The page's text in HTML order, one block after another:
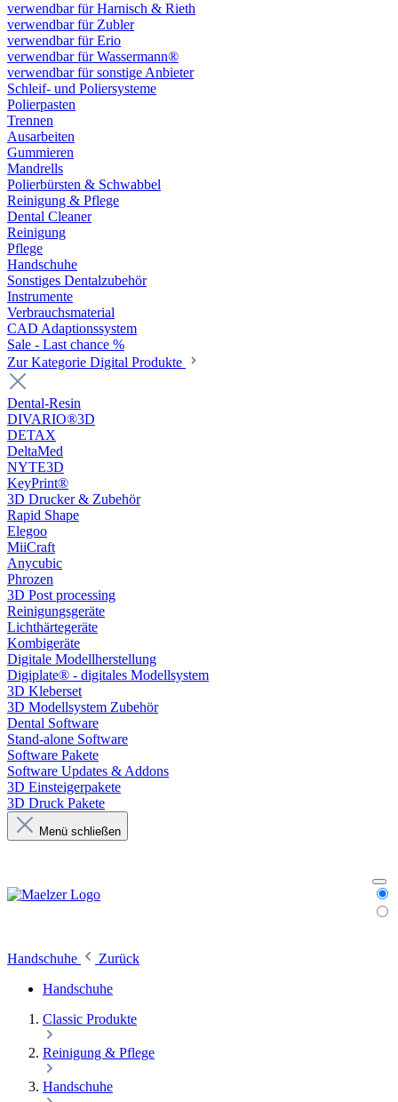
verwendbar für Harnisch & Rieth
verwendbar für Zubler
verwendbar für Erio
verwendbar für Wassermann®
verwendbar für sonstige Anbieter
Schleif- und Poliersysteme
Polierpasten
Trennen
Ausarbeiten
Gummieren
Mandrells
Polierbürsten & Schwabbel
Reinigung & Pflege
Dental Cleaner
Reinigung
Pflege
Handschuhe
Sonstiges Dentalzubehör
Instrumente
Verbrauchsmaterial
CAD Adaptionssystem
Sale - Last chance %
Zur Kategorie Digital Produkte
Dental-Resin
DIVARIO®3D
DETAX
DeltaMed
NYTE3D
KeyPrint®
3D Drucker & Zubehör
Rapid Shape
Elegoo
MiiCraft
Anycubic
Phrozen
3D Post processing
Reinigungsgeräte
Lichthärtegeräte
Kombigeräte
Digitale Modellherstellung
Digiplate® - digitales Modellsystem
3D Kleberset
3D Modellsystem Zubehör
Dental Software
Stand-alone Software
Software Pakete
Software Updates & Addons
3D Einsteigerpakete
3D Druck Pakete
Menü schließen
Handschuhe
Zurück
Handschuhe
Classic Produkte
Reinigung & Pflege
Handschuhe